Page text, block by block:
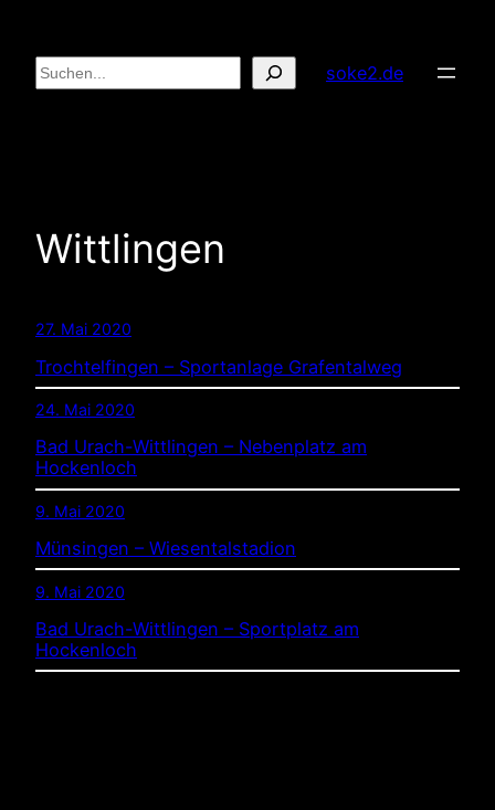
Inhalt
springen
Suchen soke2.de
Wittlingen
27. Mai 2020
Trochtelfingen – Sportanlage Grafentalweg
24. Mai 2020
Bad Urach-Wittlingen – Nebenplatz am
Hockenloch
9. Mai 2020
Münsingen – Wiesentalstadion
9. Mai 2020
Bad Urach-Wittlingen – Sportplatz am
Hockenloch